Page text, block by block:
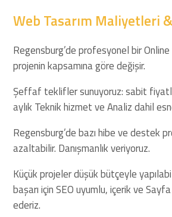
Web Tasarım Maliyetleri
Regensburg’de profesyonel bir Online
projenin kapsamına göre değişir.
Şeffaf teklifler sunuyoruz: sabit
aylık Teknik hizmet ve Analiz dahil
Regensburg’de bazı hibe ve destek
azaltabilir. Danışmanlık veriyoruz.
Küçük projeler düşük bütçeyle
başarı için SEO uyumlu, içerik ve Sayfa
ederiz.